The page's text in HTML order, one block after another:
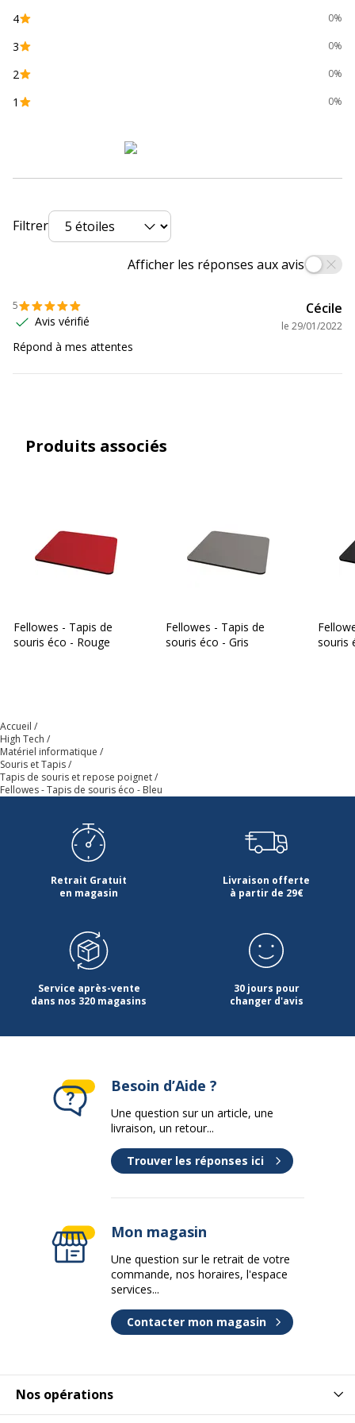
Garanties légales
4 0%
3 0%
2 0%
1 0%
Filtrer
Afficher les réponses aux avis
5
Avis vérifié
Cécile
le 29/01/2022
Répond à mes attentes
Produits associés
Fellowes - Tapis de
souris éco - Rouge
Fellowes - Tapis de
souris éco - Gris
souris
Accueil
High Tech
Matériel informatique
Souris et Tapis
Tapis de souris et repose poignet
Fellowes - Tapis de souris éco - Bleu
Retrait Gratuit
en magasin
Livraison offerte
à partir de 29€
Service après-vente
dans nos 320 magasins
30 jours pour
changer d'avis
Nos opérations
Besoin d’Aide ?
Une question sur un article, une
livraison, un retour...
Trouver les réponses ici
Mon magasin
Une question sur le retrait de votre
commande, nos horaires, l'espace
services...
Contacter mon magasin